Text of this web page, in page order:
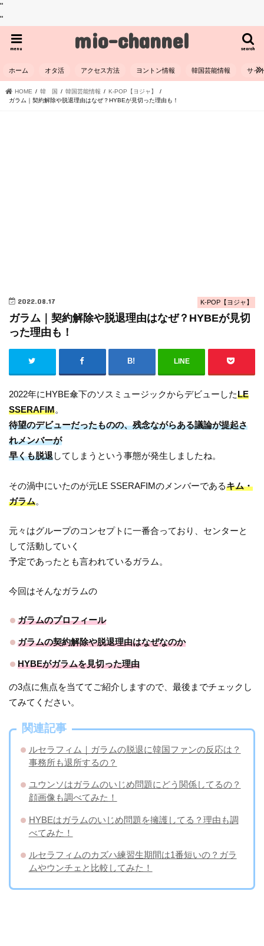
"
"
mio-channel search
menu
ホーム オタ活 アクセス方法 ヨントン情報 韓国芸能情報 サイ
HOME 韓 国 韓国芸能情報
K-POP【ヨジャ】
ガラム｜契約解除や脱退理由はなぜ？HYBEが見切った理由も！
K-POP【ヨジャ】
2022.08.17
ガラム｜契約解除や脱退理由はなぜ？HYBEが見切
った理由も！
LINE
2022年にHYBE傘下のソスミュージックからデビューしたLE
SSERAFIM。
待望のデビューだったものの、残念ながらある議論が提起さ
れメンバーが
早くも脱退してしまうという事態が発生しましたね。
その渦中にいたのが元LE SSERAFIMのメンバーであるキム・
ガラム。
元々はグループのコンセプトに一番合っており、センターと
して活動していく
予定であったとも言われているガラム。
今回はそんなガラムの
ガラムのプロフィール
ガラムの契約解除や脱退理由はなぜなのか
HYBEがガラムを見切った理由
の3点に焦点を当ててご紹介しますので、最後までチェックし
てみてください。
関連記事
ルセラフィム｜ガラムの脱退に韓国ファンの反応は？
事務所も退所するの？
ユウンソはガラムのいじめ問題にどう関係してるの？
顔画像も調べてみた！
HYBEはガラムのいじめ問題を擁護してる？理由も調
べてみた！
ルセラフィムのカズハ練習生期間は1番短いの？ガラ
ムやウンチェと比較してみた！